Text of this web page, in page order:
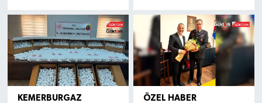
KEMERBURGAZ ÖZEL HABER